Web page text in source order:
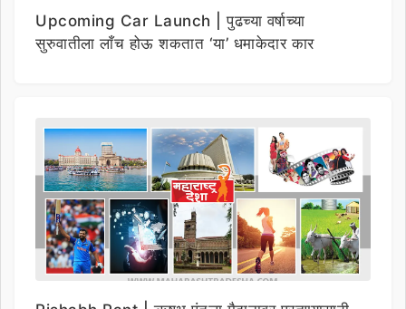
Upcoming Car Launch | पुढच्या वर्षाच्या
सुरुवातीला लाँच होऊ शकतात ‘या’ धमाकेदार कार